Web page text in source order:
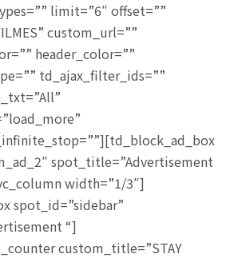
limit=”6″ offset=””
custom_url=””
header_color=””
td_ajax_filter_ids=””
spot_title=”Advertisement
width=”1/3″]
spot_id=”sidebar”
“]
custom_title=”STAY